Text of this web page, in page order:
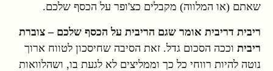
שאתם (או המלווה) מקבלים כצ'ופר על הכסף שלכם.
ריבית דריבית אומר שגם הריבית על הכסף שלכם – צוברת
ריבית וככה הסכום גדל. זאת הסיבה שחיסכון לטווח ארוך
נוטה להיות רווחי כל כך וממליצים לא לגעת בו, ושהלוואות